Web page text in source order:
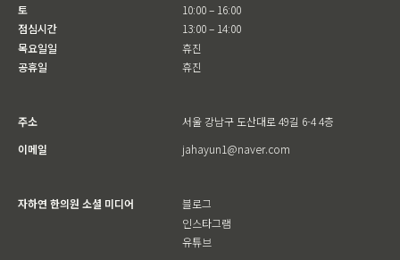
토
점심시간
목요일일
공휴일
10:00 – 16:00
13:00 – 14:00
휴진
휴진
주소
서울 강남구 도산대로 49길 6-4 4층
이메일
jahayun1@naver.com
자하연 한의원 소셜 미디어
블로그
인스타그램
유튜브